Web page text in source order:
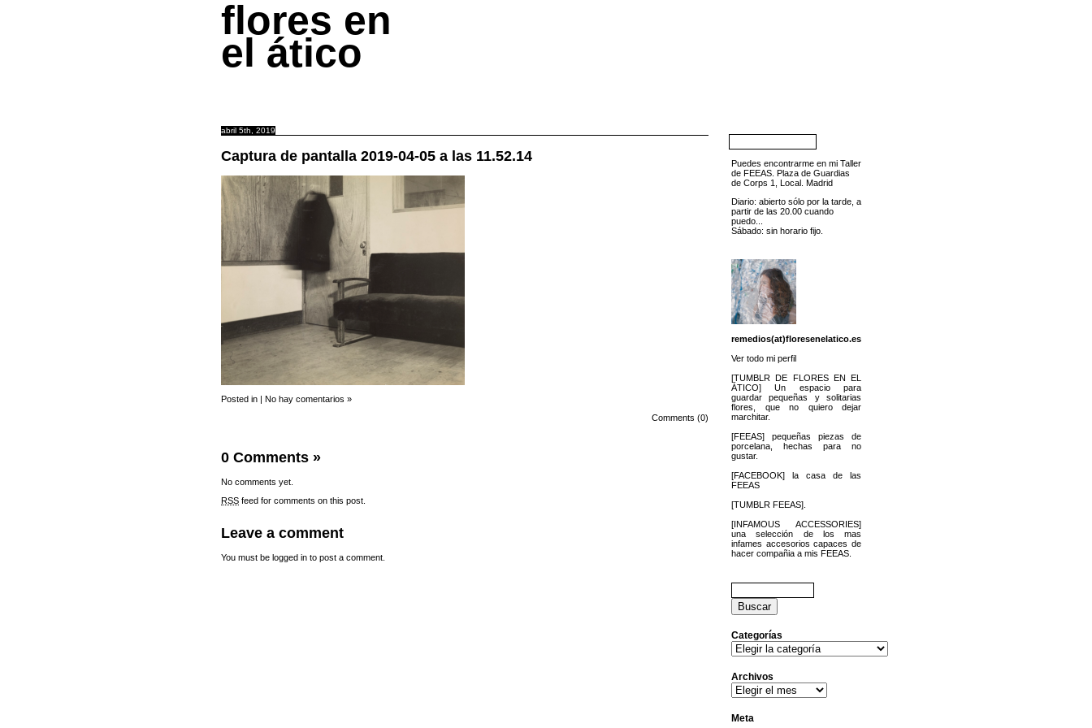
flores en
el ático
abril 5th, 2019
Captura de pantalla 2019-04-05 a las 11.52.14
Posted in | No hay comentarios »
Comments (0)
0 Comments »
No comments yet.
RSS feed for comments on this post.
Leave a comment
You must be logged in to post a comment.
Puedes encontrarme en mi Taller
de FEEAS. Plaza de Guardias
de Corps 1, Local. Madrid
Diario: abierto sólo por la tarde, a
partir de las 20.00 cuando
puedo...
Sábado: sin horario fijo.
remedios(at)floresenelatico.es
Ver todo mi perfil
[TUMBLR DE FLORES EN EL
ÁTICO] Un espacio para
guardar pequeñas y solitarias
flores, que no quiero dejar
marchitar.
[FEEAS] pequeñas piezas de
porcelana, hechas para no
gustar.
[FACEBOOK] la casa de las
FEEAS
[TUMBLR FEEAS].
[INFAMOUS ACCESSORIES]
una selección de los mas
infames accesorios capaces de
hacer compañia a mis FEEAS.
Buscar:
Categorías
Categorías
Archivos
Archivos
Meta